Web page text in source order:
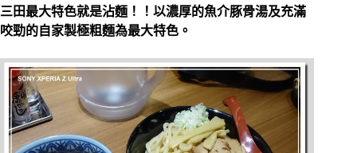
三田最大特色就是沾麵！！以濃厚的魚介豚骨湯及充滿
咬勁的自家製極粗麵為最大特色。